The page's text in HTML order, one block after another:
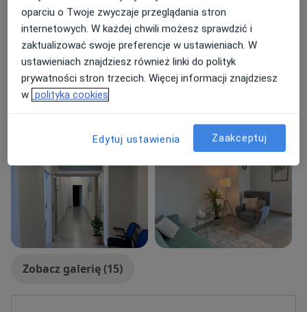
Kryzys Kryzys emocjonalny
Kryzys życiowy
Kryzys w związku
Bezsenność +6
Rodzaje konsultacji
StacjonarneZobacz lokalizacje (1)
Zobacz galerię (15)
oparciu o Twoje zwyczaje przeglądania stron
internetowych. W każdej chwili możesz sprawdzić i
zaktualizować swoje preferencje w ustawieniach. W
ustawieniach znajdziesz również linki do polityk
prywatności stron trzecich. Więcej informacji znajdziesz
w polityka cookies
Edytuj ustawienia Zaakceptuj